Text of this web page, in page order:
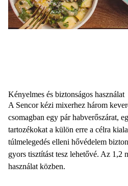
Kényelmes és biztonságos használat
A Sencorkézi mixerhez három
csomagban egy pár habverőszárat,
tartozékokat a külön erre a célra
túlmelegedés elleni hővédelem
gyors tisztítást tesz lehetővé. Az 1,2
használat közben.